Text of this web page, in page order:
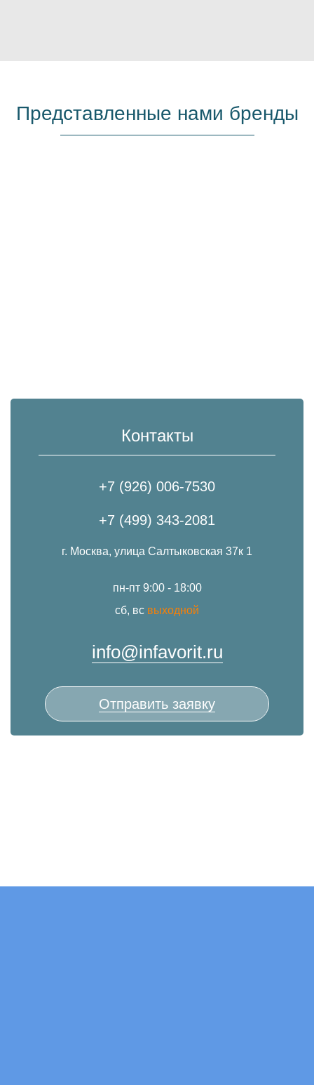
Представленные нами бренды
Контакты
+7 (926) 006-7530
+7 (499) 343-2081
г. Москва, улица Салтыковская 37к 1
пн-пт 9:00 - 18:00
сб, вс выходной
info@infavorit.ru
Отправить заявку